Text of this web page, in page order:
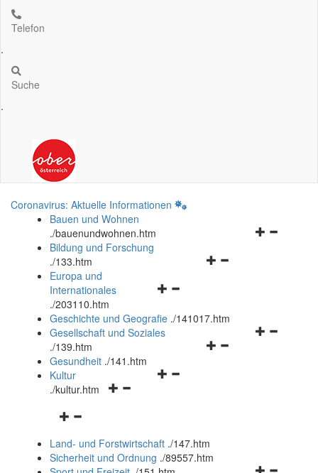
Telefon
.
Suche
.
Coronavirus: Aktuelle Informationen
Bauen und Wohnen
./bauenundwohnen.htm
Navigationsmenü
Bildung und Forschung
./133.htm
Navigationsmenü
und
schließen
Europa und
Internationales
./203110.htm
Geschichte und Geografie ./141017.htm
Navigationsmenü
Gesellschaft und Soziales
./139.htm
Navigationsmenü
Gesundheit ./141.htm
Navigationsmenü
Kultur
./kultur.htm
Navigationsmenü
und
schließen
Land- und Forstwirtschaft ./147.htm
Sicherheit und Ordnung ./89557.htm